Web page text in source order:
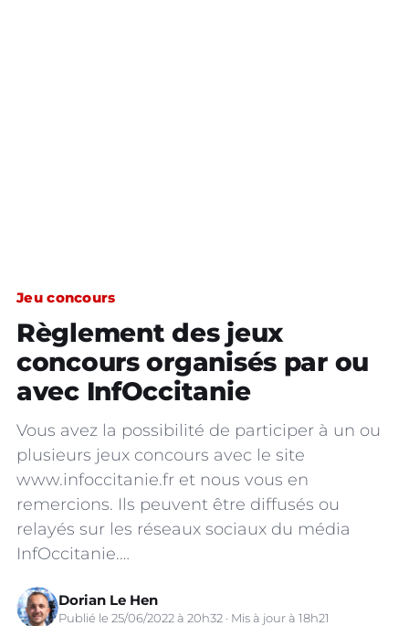
Jeu concours
Règlement des jeux
concours organisés par ou
avec InfOccitanie
Vous avez la possibilité de participer à un ou
plusieurs jeux concours avec le site
www.infoccitanie.fr et nous vous en
remercions. Ils peuvent être diffusés ou
relayés sur les réseaux sociaux du média
InfOccitanie.…
Dorian Le Hen
Publié le 25/06/2022 à 20h32 · Mis à jour à 18h21